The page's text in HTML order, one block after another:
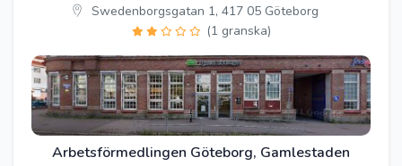
Swedenborgsgatan 1, 417 05 Göteborg
(1 granska)
Arbetsförmedlingen Göteborg, Gamlestaden